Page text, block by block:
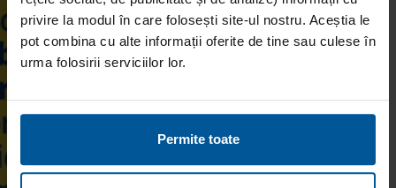
privire la modul în care folosești site-ul nostru. Aceștia le
pot combina cu alte informații oferite de tine sau culese în
urma folosirii serviciilor lor.
Permite toate